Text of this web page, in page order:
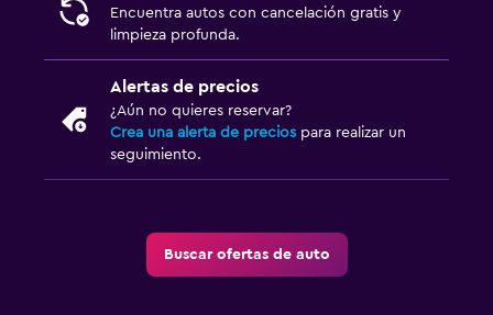
Encuentra autos con cancelación gratis y
limpieza profunda.
Alertas de precios
¿Aún no quieres reservar?
Crea una alerta de precios para realizar un
seguimiento.
Buscar ofertas de auto